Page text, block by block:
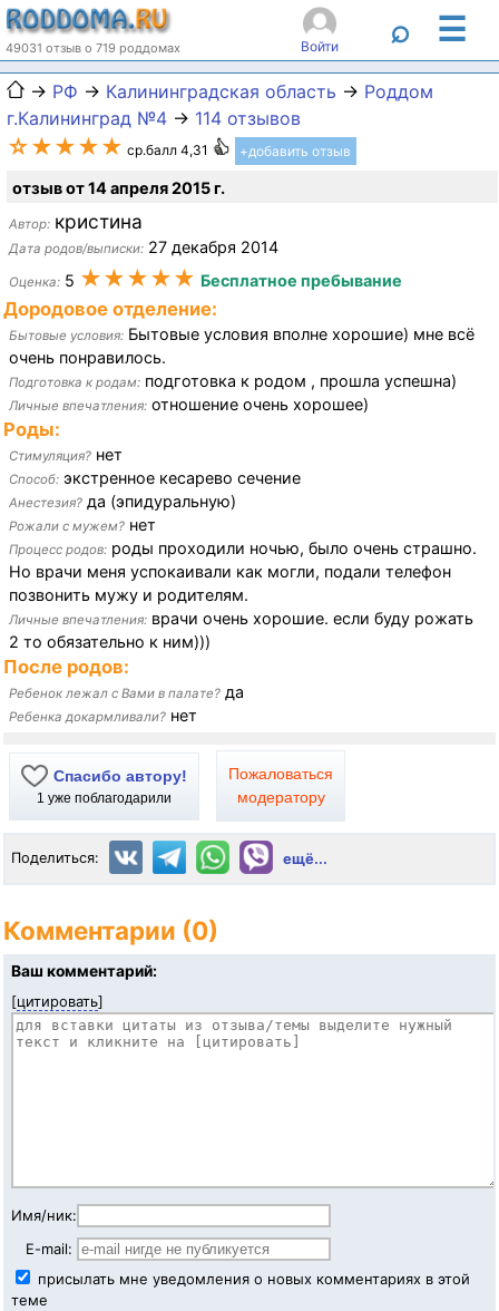
49031 отзыв о 719 роддомах Войти ⌕ ☰
→ РФ → Калининградская область → Роддом
г.Калининград №4 → 114 отзывов
☆★★★★ ср.балл 4,31 +добавить отзыв
отзыв от 14 апреля 2015 г.
Автор: кристина
Дата родов/выписки: 27 декабря 2014
Оценка: 5 ★★★★★ Бесплатное пребывание
Дородовое отделение:
Бытовые условия: Бытовые условия вполне хорошие) мне всё
очень понравилось.
Подготовка к родам: подготовка к родом , прошла успешна)
Личные впечатления: отношение очень хорошее)
Роды:
Стимуляция? нет
Способ: экстренное кесарево сечение
Анестезия? да (эпидуральную)
Рожали с мужем? нет
Процесс родов: роды проходили ночью, было очень страшно.
Но врачи меня успокаивали как могли, подали телефон
позвонить мужу и родителям.
Личные впечатления: врачи очень хорошие. если буду рожать
2 то обязательно к ним)))
После родов:
Ребенок лежал с Вами в палате? да
Ребенка докармливали? нет
Спасибо автору!
1 уже поблагодарили
Пожаловаться
модератору
Поделиться: ещё...
Комментарии (0)
Ваш комментарий:
[цитировать]
Имя/ник:
E-mail:
присылать мне уведомления о новых комментариях в этой
теме